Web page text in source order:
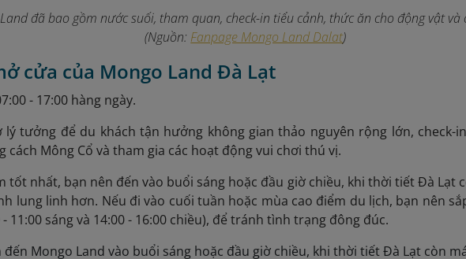
đã bao gồm nước suối, tham quan, check-in tiểu cảnh, thức ăn cho động vật và
(Nguồn: Fanpage Mongo Land Dalat)
cửa của Mongo Land Đà Lạt
- 17:00 hàng ngày.
lý tưởng để du khách tận hưởng không gian thảo nguyên rộng lớn, check-
cách Mông Cổ và tham gia các hoạt động vui chơi thú vị.
tốt nhất, bạn nên đến vào buổi sáng hoặc đầu giờ chiều, khi thời tiết Đà Lạt
lung linh hơn. Nếu đi vào cuối tuần hoặc mùa cao điểm du lịch, bạn nên
11:00 sáng và 14:00 - 16:00 chiều), để tránh tình trạng đông đúc.